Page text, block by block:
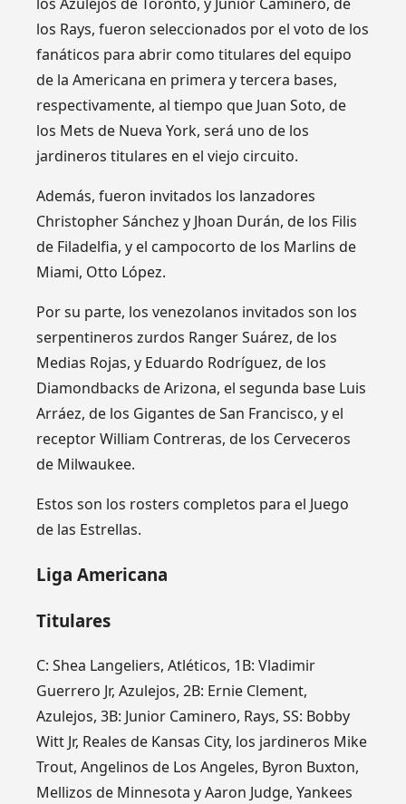
los Rays, fueron seleccionados por el voto de los
fanáticos para abrir como titulares del equipo
de la Americana en primera y tercera bases,
respectivamente, al tiempo que Juan Soto, de
los Mets de Nueva York, será uno de los
jardineros titulares en el viejo circuito.
Además, fueron invitados los lanzadores
Christopher Sánchez y Jhoan Durán, de los Filis
de Filadelfia, y el campocorto de los Marlins de
Miami, Otto López.
Por su parte, los venezolanos invitados son los
serpentineros zurdos Ranger Suárez, de los
Medias Rojas, y Eduardo Rodríguez, de los
Diamondbacks de Arizona, el segunda base Luis
Arráez, de los Gigantes de San Francisco, y el
receptor William Contreras, de los Cerveceros
de Milwaukee.
Estos son los rosters completos para el Juego
de las Estrellas.
Liga Americana
Titulares
C: Shea Langeliers, Atléticos, 1B: Vladimir
Guerrero Jr, Azulejos, 2B: Ernie Clement,
Azulejos, 3B: Junior Caminero, Rays, SS: Bobby
Witt Jr, Reales de Kansas City, los jardineros Mike
Trout, Angelinos de Los Angeles, Byron Buxton,
Mellizos de Minnesota y Aaron Judge, Yankees